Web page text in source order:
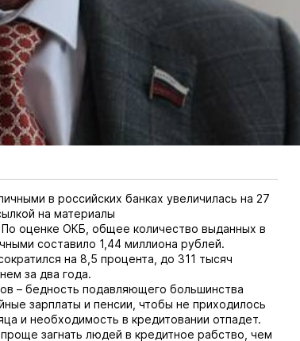
в российских банках увеличилась на 27
на материалы
По оценке ОКБ, общее количество выданных в
составило 1,44 миллиона рублей.
на 8,5 процента, до 311 тысяч
за два года.
– бедность подавляющего большинства
зарплаты и пенсии, чтобы не приходилось
и необходимость в кредитовании отпадет.
загнать людей в кредитное рабство, чем